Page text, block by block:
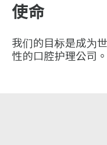
使命
我们的目标是成为
性的口腔护理公司。